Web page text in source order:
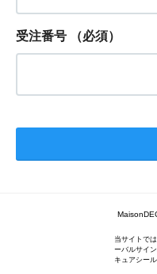
受注番号 （必須）
当サイトで
ーバルサイ
キュアシー